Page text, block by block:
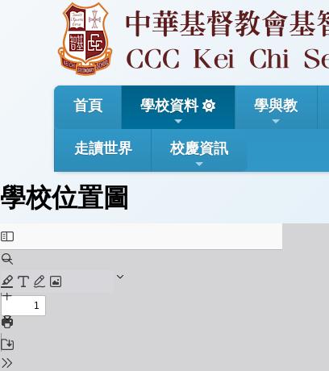
首頁 學校資料 學與教
走讀世界 校慶資訊
學校位置圖